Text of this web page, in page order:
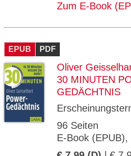
Zum E-Book
EPUB PDF
Oliver
30 MINUTEN
GEDÄCHTNIS
96 Seiten
E-Book